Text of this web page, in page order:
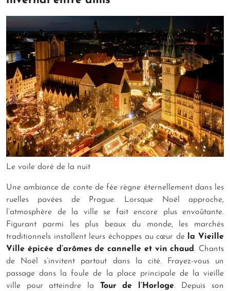
Le voile doré de la nuit
Une ambiance de conte de fée règne éternellement dans les
ruelles pavées de Prague. Lorsque Noël approche,
l’atmosphère de la ville se fait encore plus envoûtante.
Figurant parmi les plus beaux du monde, les marchés
traditionnels installent leurs échoppes au cœur de
la Vieille
Ville épicée d’arômes de cannelle et vin chaud. Chants
de Noël s’invitent partout dans la cité. Frayez-vous un
passage dans la foule de la place principale de la vieille
ville pour atteindre la Tour de l’Horloge. Depuis son